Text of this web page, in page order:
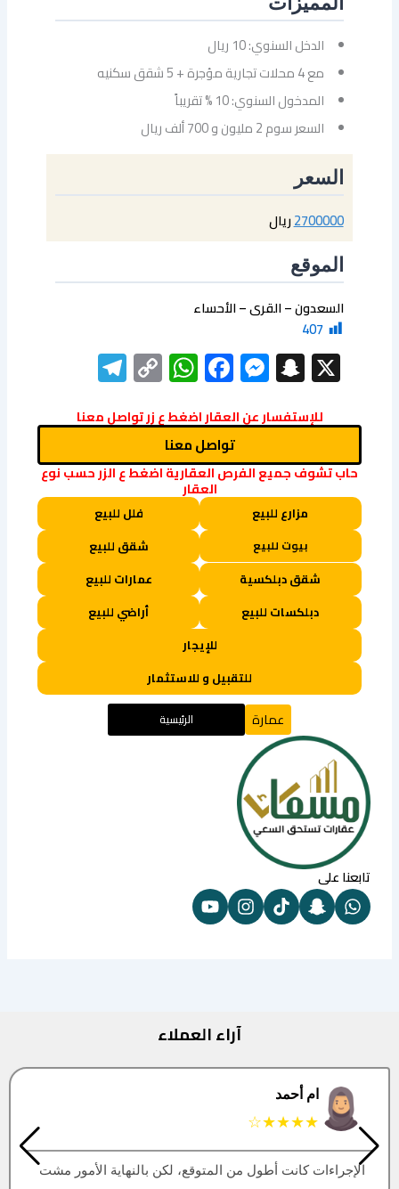
الدخل السنوي: 10 ريال
مع 4 محلات تجارية مؤجرة + 5 شقق سكنيه
المدخول السنوي: 10 % تقريباً
السعر سوم 2 مليون و 700 ألف ريال
السعر
2700000ريال
الموقع
السعدون – القرى – الأحساء
407
X
Snapchat
Messenger
Facebook
WhatsApp
Copy
Link
للإستفسار عن العقار اضغط ع زر تواصل معنا
تواصل معنا
حاب تشوف جميع الفرص العقارية اضغط ع الزر حسب نوع
العقار
مزارع للبيع فلل للبيع
بيوت للبيع
شقق للبيع
شقق دبلكسية
عمارات للبيع
دبلكسات للبيع
أراضي للبيع
للإيجار
للتقبيل و للاستثمار
عمارة الرئيسية
تابعنا على
آراء العملاء
البتول
★★★★★
العقار اللي كنت أبيه طلع مباع، أتمنى التحديث يكون أسرع